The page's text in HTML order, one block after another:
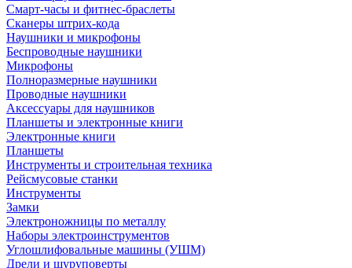
Смарт-часы и фитнес-браслеты
Сканеры штрих-кода
Наушники и микрофоны
Беспроводные наушники
Микрофоны
Полноразмерные наушники
Проводные наушники
Аксессуары для наушников
Планшеты и электронные книги
Электронные книги
Планшеты
Инструменты и строительная техника
Рейсмусовые станки
Инструменты
Замки
Электроножницы по металлу
Наборы электроинструментов
Углошлифовальные машины (УШМ)
Дрели и шуруповерты